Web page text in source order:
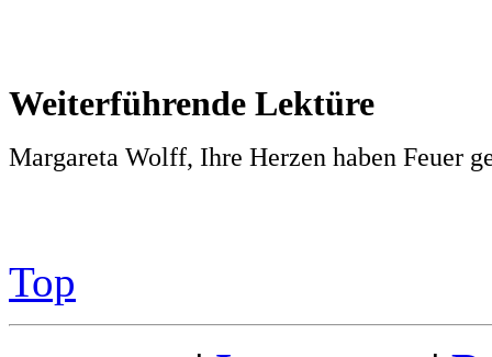
Weiterführende Lektüre
Margareta Wolff, Ihre Herzen haben Feuer
Top